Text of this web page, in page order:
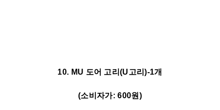
10. MU 도어 고리(U고리)-1개
(소비자가: 600원)